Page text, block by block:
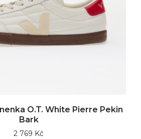
O.T. White Pierre Pekin
Bark
2 769 Kč